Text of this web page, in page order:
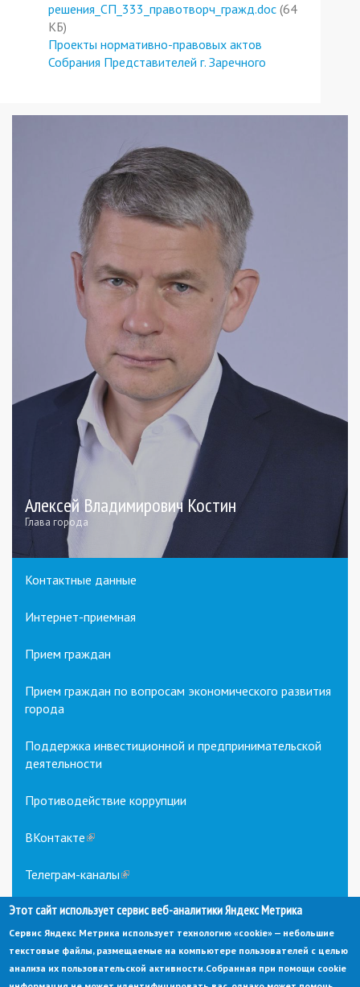
решения_СП_333_правотворч_гражд.doc (64
КБ)
Проекты нормативно-правовых актов
Собрания Представителей г. Заречного
Алексей Владимирович Костин
Глава города
Контактные данные
Интернет-приемная
Прием граждан
Прием граждан по вопросам экономического развития
города
Поддержка инвестиционной и предпринимательской
деятельности
Противодействие коррупции
ВКонтакте(link
external)
Телеграм-каналы(link
external)
Этот сайт использует сервис веб-аналитики Яндекс Метрика
Сервис Яндекс Метрика использует технологию «cookie» — небольшие
текстовые файлы, размещаемые на компьютере пользователей с целью
анализа их пользовательской активности.Собранная при помощи cookie